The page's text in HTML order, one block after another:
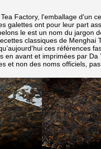
Factory, l'emballage d'un
galettes ont pour leur part
le est un nom du jargon
classiques de
ces références
en avant et imprimées par
et non des noms officiels,